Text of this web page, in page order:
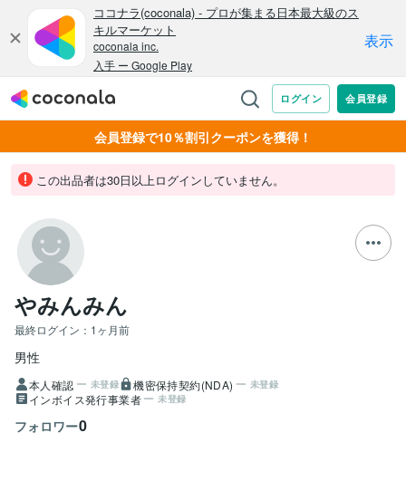
会員登録で10％割引クーポンを獲得！
この出品者は30日以上ログインしていません。
やみんみん
最終ログイン： 1ヶ月前
男性
本人確認 未登録 機密保持契約(NDA) 未登録
インボイス発行事業者 未登録
フォロワー0